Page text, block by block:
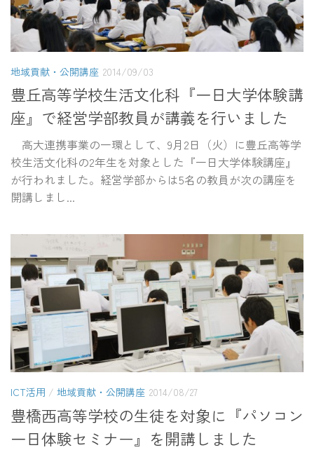
地域貢献・公開講座 2014/09/03
豊丘高等学校生活文化科『一日大学体験講
座』で経営学部教員が講義を行いました
高大連携事業の一環として、9月2日（火）に豊丘高等学
校生活文化科の2年生を対象とした『一日大学体験講座』
が行われました。経営学部からは5名の教員が次の講座を
開講しまし...
ICT活用 / 地域貢献・公開講座 2014/08/27
豊橋西高等学校の生徒を対象に『パソコン
一日体験セミナー』を開講しました